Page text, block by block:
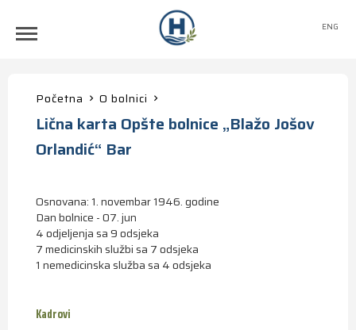
ENG
Početna O bolnici
Lična karta Opšte bolnice „Blažo Jošov
Orlandić“ Bar
Osnovana: 1. novembar 1946. godine
Dan bolnice - 07. jun
4 odjeljenja sa 9 odsjeka
7 medicinskih službi sa 7 odsjeka
1 nemedicinska služba sa 4 odsjeka
Kadrovi